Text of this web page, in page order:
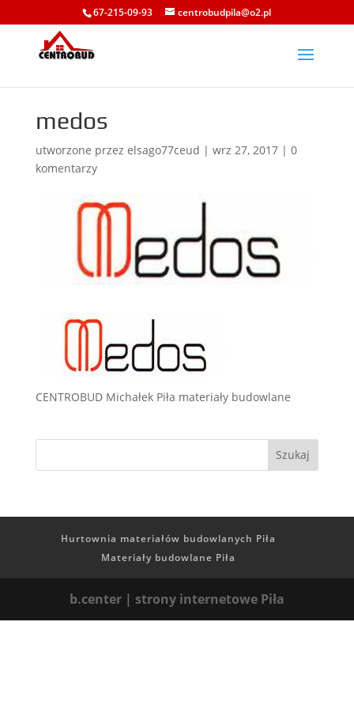
67-215-09-93 centrobudpila@o2.pl
medos
utworzone przez elsago77ceud | wrz 27, 2017| 0
komentarzy
CENTROBUD Michałek Piła materiały budowlane
Hurtownia materiałów budowlanych Piła
Materiały budowlane Piła
b.center | strony internetowe Piła